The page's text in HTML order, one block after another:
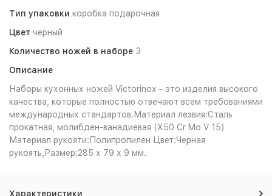
Тип упаковки коробка подарочная
Цвет черный
Количество ножей в наборе 3
Описание
Наборы кухонных ножей Victorinox – это изделия высокого
качества, которые полностью отвечают всем требованиями
международных стандартов.Материал лезвия:Сталь
прокатная, молибден-ванадиевая (X50 Cr Mo V 15)
Материал рукояти:Полипропилен Цвет:Черная
рукоять,Размер:285 х 79 х 9 мм.
Характеристики